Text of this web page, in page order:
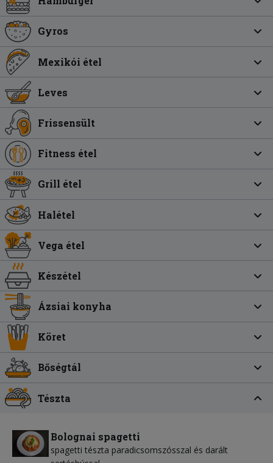
Gyros
Mexikói étel
Leves
Frissensült
Fitness étel
Grill étel
Halétel
Vega étel
Készétel
Ázsiai konyha
Köret
Bőségtál
Tészta
Bolognai spagetti
spagetti tészta paradicsomszósszal és darált